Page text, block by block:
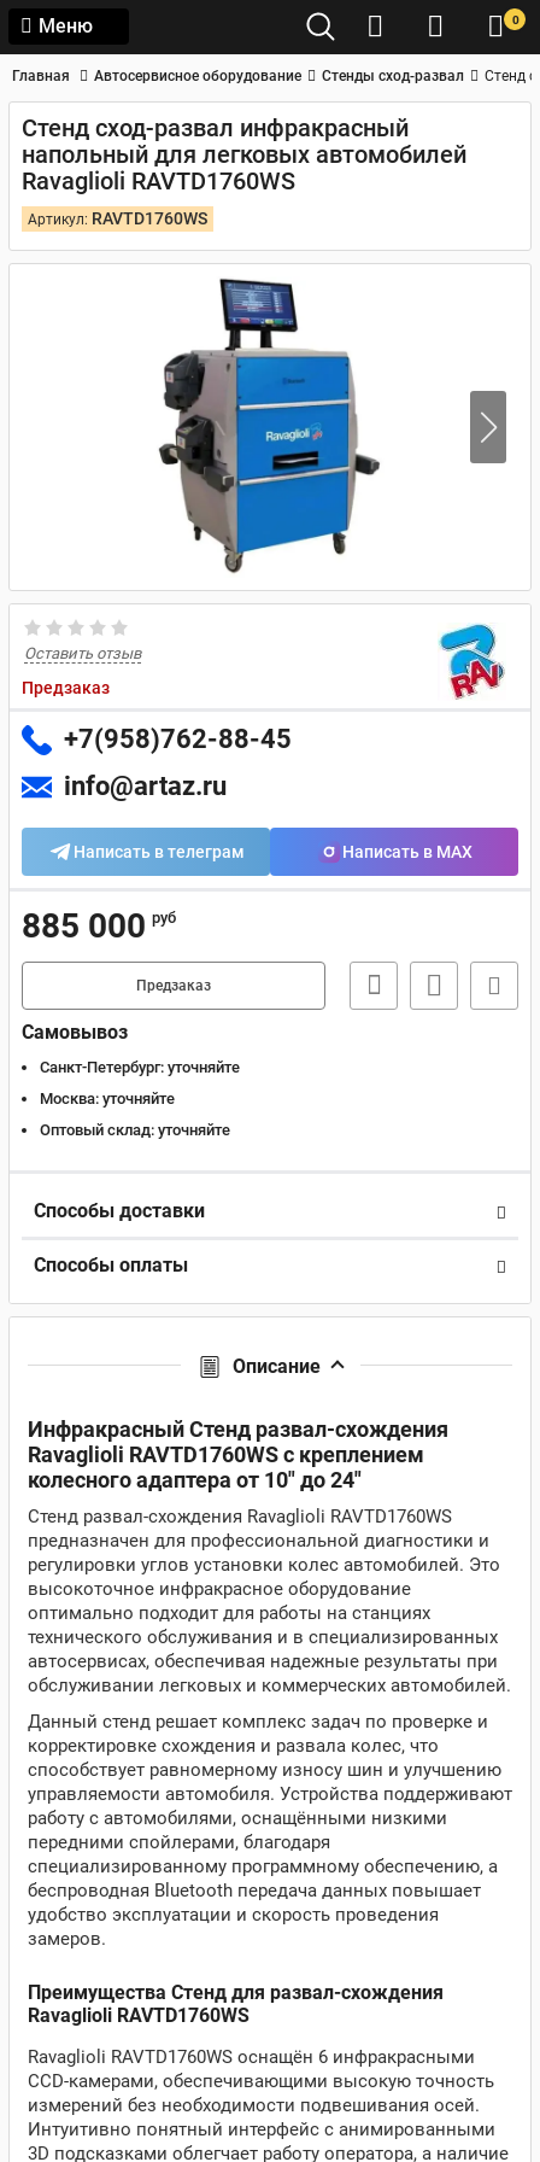
Меню 0
Главная Автосервисное оборудование Стенды сход-развал Стенд
Стенд сход-развал инфракрасный
напольный для легковых автомобилей
Ravaglioli RAVTD1760WS
Артикул: RAVTD1760WS
Оставить отзыв
Предзаказ
+7(958)762-88-45
info@artaz.ru
Написать в телеграм Написать в MAX
885 000 руб
Предзаказ
Самовывоз
Санкт-Петербург: уточняйте
Москва: уточняйте
Оптовый склад: уточняйте
Способы доставки
Способы оплаты
Описание
Инфракрасный Стенд развал-схождения
Ravaglioli RAVTD1760WS с креплением
колесного адаптера от 10" до 24"
Стенд развал-схождения Ravaglioli RAVTD1760WS
предназначен для профессиональной диагностики и
регулировки углов установки колес автомобилей. Это
высокоточное инфракрасное оборудование
оптимально подходит для работы на станциях
технического обслуживания и в специализированных
автосервисах, обеспечивая надежные результаты при
обслуживании легковых и коммерческих автомобилей.
Данный стенд решает комплекс задач по проверке и
корректировке схождения и развала колес, что
способствует равномерному износу шин и улучшению
управляемости автомобиля. Устройства поддерживают
работу с автомобилями, оснащёнными низкими
передними спойлерами, благодаря
специализированному программному обеспечению, а
беспроводная Bluetooth передача данных повышает
удобство эксплуатации и скорость проведения
замеров.
Преимущества Стенд для развал-схождения
Ravaglioli RAVTD1760WS
Ravaglioli RAVTD1760WS оснащён 6 инфракрасными
CCD-камерами, обеспечивающими высокую точность
измерений без необходимости подвешивания осей.
Интуитивно понятный интерфейс с анимированными
3D подсказками облегчает работу оператора, а наличие